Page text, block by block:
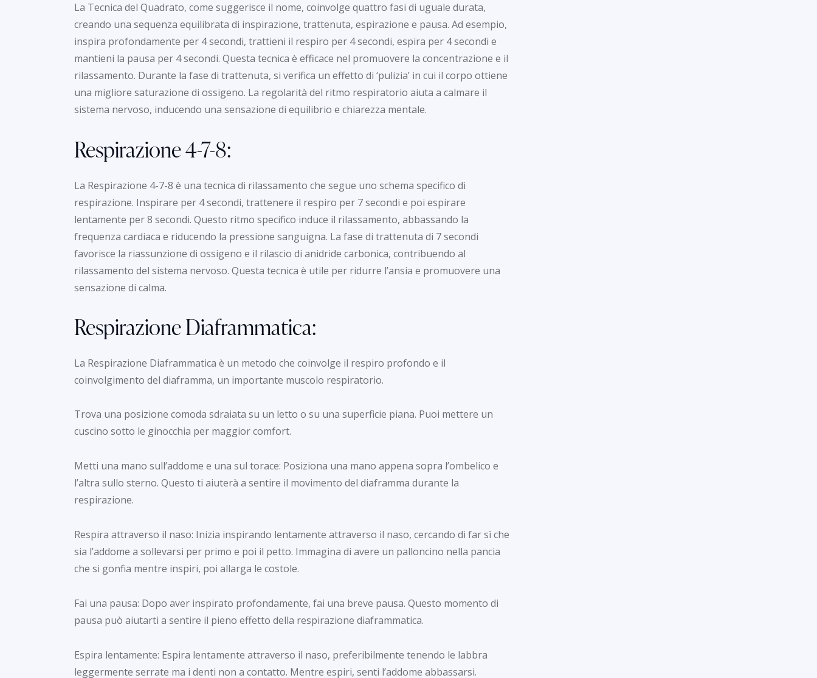
La Tecnica del Quadrato, come suggerisce il nome, coinvolge quattro fasi di uguale durata,
creando una sequenza equilibrata di inspirazione, trattenuta, espirazione e pausa. Ad esempio,
inspira profondamente per 4 secondi, trattieni il respiro per 4 secondi, espira per 4 secondi e
mantieni la pausa per 4 secondi. Questa tecnica è efficace nel promuovere la concentrazione e il
rilassamento. Durante la fase di trattenuta, si verifica un effetto di ‘pulizia’ in cui il corpo ottiene
una migliore saturazione di ossigeno. La regolarità del ritmo respiratorio aiuta a calmare il
sistema nervoso, inducendo una sensazione di equilibrio e chiarezza mentale.
Respirazione 4-7-8:
La Respirazione 4-7-8 è una tecnica di rilassamento che segue uno schema specifico di
respirazione. Inspirare per 4 secondi, trattenere il respiro per 7 secondi e poi espirare
lentamente per 8 secondi. Questo ritmo specifico induce il rilassamento, abbassando la
frequenza cardiaca e riducendo la pressione sanguigna. La fase di trattenuta di 7 secondi
favorisce la riassunzione di ossigeno e il rilascio di anidride carbonica, contribuendo al
rilassamento del sistema nervoso. Questa tecnica è utile per ridurre l’ansia e promuovere una
sensazione di calma.
Respirazione Diaframmatica:
La Respirazione Diaframmatica è un metodo che coinvolge il respiro profondo e il
coinvolgimento del diaframma, un importante muscolo respiratorio.
Trova una posizione comoda sdraiata su un letto o su una superficie piana. Puoi mettere un
cuscino sotto le ginocchia per maggior comfort.
Metti una mano sull’addome e una sul torace: Posiziona una mano appena sopra l’ombelico e
l’altra sullo sterno. Questo ti aiuterà a sentire il movimento del diaframma durante la
respirazione.
Respira attraverso il naso: Inizia inspirando lentamente attraverso il naso, cercando di far sì che
sia l’addome a sollevarsi per primo e poi il petto. Immagina di avere un palloncino nella pancia
che si gonfia mentre inspiri, poi allarga le costole.
Fai una pausa: Dopo aver inspirato profondamente, fai una breve pausa. Questo momento di
pausa può aiutarti a sentire il pieno effetto della respirazione diaframmatica.
Espira lentamente: Espira lentamente attraverso il naso, preferibilmente tenendo le labbra
leggermente serrate ma i denti non a contatto. Mentre espiri, senti l’addome abbassarsi.